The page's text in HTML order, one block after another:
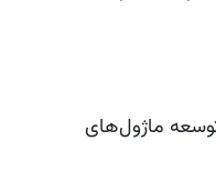
ماژول‌های